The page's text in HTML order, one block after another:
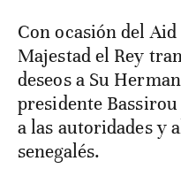
Con ocasión del
Majestad el Rey
deseos a Su
presidente
a las autoridades y
senegalés.